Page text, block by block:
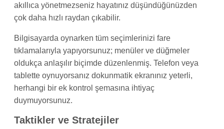
akıllıca yönetmezseniz hayatınız düşündüğünüzden
çok daha hızlı raydan çıkabilir.
Bilgisayarda oynarken tüm seçimlerinizi fare
tıklamalarıyla yapıyorsunuz; menüler ve düğmeler
oldukça anlaşılır biçimde düzenlenmiş. Telefon veya
tablette oynuyorsanız dokunmatik ekranınız yeterli,
herhangi bir ek kontrol şemasına ihtiyaç
duymuyorsunuz.
Taktikler ve Stratejiler